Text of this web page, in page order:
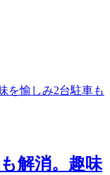
解消。趣味